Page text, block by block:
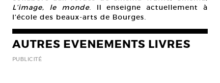
L’image, le monde. Il enseigne actuellement à
l’école des beaux-arts de Bourges.
AUTRES EVENEMENTS LIVRES
PUBLICITÉ